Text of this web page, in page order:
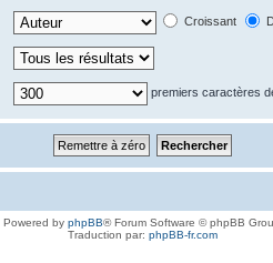
Croissant
premiers caractères
Powered by phpBB® Forum Software © phpBB
Traduction par: phpBB-fr.com